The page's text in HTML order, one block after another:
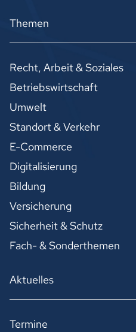
Themen
Recht, Arbeit & Soziales
Betriebswirtschaft
Umwelt
Standort & Verkehr
E-Commerce
Digitalisierung
Bildung
Versicherung
Sicherheit & Schutz
Fach- & Sonderthemen
Aktuelles
Termine